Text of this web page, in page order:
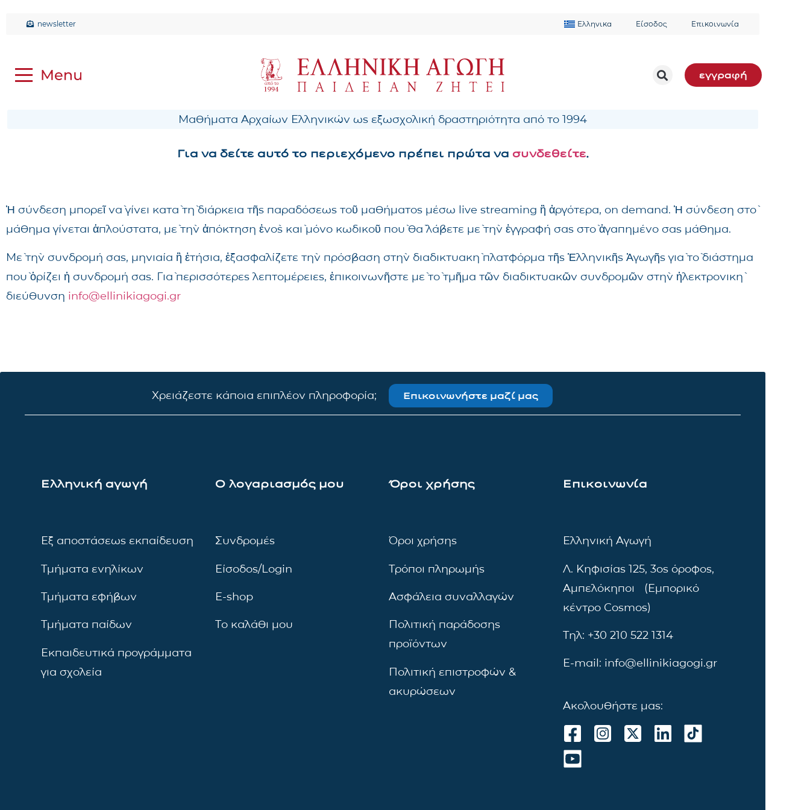
newsletter Ελληνικα Είσοδος Επικοινωνία
εγγραφή
Μαθήματα Αρχαίων Ελληνικών ως εξωσχολική δραστηριότητα από το 1994
Για να δείτε αυτό το περιεχόμενο πρέπει πρώτα να συνδεθείτε.
Ἡ σύνδεση μπορεῖ νὰ γίνει κατὰ τὴ διάρκεια τῆς παραδόσεως τοῦ μαθήματος μέσω live streaming ἢ ἀργότερα, on demand. Ἡ σύνδεση στὸ
μάθημα γίνεται ἁπλούστατα, μὲ τὴν ἀπόκτηση ἑνὸς καὶ μόνο κωδικοῦ ποὺ θὰ λάβετε μὲ τὴν ἐγγραφή σας στὸ ἀγαπημένο σας μάθημα.
Μὲ τὴν συνδρομή σας, μηνιαία ἢ ἐτήσια, ἐξασφαλίζετε τὴν πρόσβαση στὴν διαδικτυακὴ πλατφόρμα τῆς Ἑλληνικῆς Ἀγωγῆς γιὰ τὸ διάστημα
ποὺ ὁρίζει ἡ συνδρομή σας. Γιὰ περισσότερες λεπτομέρειες, ἐπικοινωνῆστε μὲ τὸ τμῆμα τῶν διαδικτυακῶν συνδρομῶν στὴν ἠλεκτρονικὴ
διεύθυνση info@ellinikiagogi.gr
Χρειάζεστε κάποια επιπλέον πληροφορία; Επικοινωνήστε μαζί μας
Ελληνική αγωγή
Εξ αποστάσεως εκπαίδευση
Τμήματα ενηλίκων
Τμήματα εφήβων
Τμήματα παίδων
Εκπαιδευτικά προγράμματα
για σχολεία
Ο λογαριασμός μου
Συνδρομές
Είσοδος/Login
E-shop
Το καλάθι μου
Όροι χρήσης
Όροι χρήσης
Τρόποι πληρωμής
Ασφάλεια συναλλαγών
Πολιτική παράδοσης
προϊόντων
Πολιτική επιστροφών &
ακυρώσεων
Επικοινωνία
Ελληνική Αγωγή
Λ. Κηφισίας 125, 3ος όροφος,
Αμπελόκηποι (Εμπορικό
κέντρο Cosmos)
Τηλ: +30 210 522 1314
E-mail: info@ellinikiagogi.gr
Ακολουθήστε μας: